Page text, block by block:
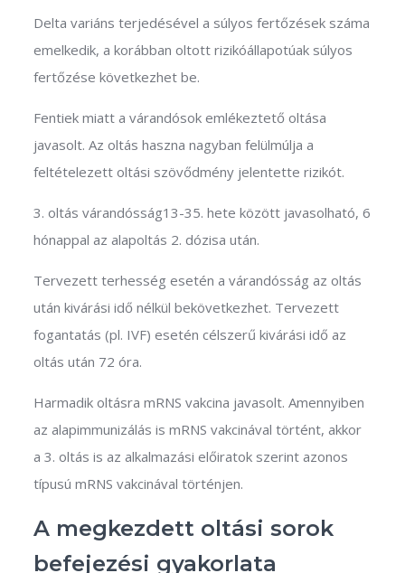
Delta variáns terjedésével a súlyos fertőzések száma
emelkedik, a korábban oltott rizikóállapotúak súlyos
fertőzése következhet be.
Fentiek miatt a várandósok emlékeztető oltása
javasolt. Az oltás haszna nagyban felülmúlja a
feltételezett oltási szövődmény jelentette rizikót.
3. oltás várandósság13-35. hete között javasolható, 6
hónappal az alapoltás 2. dózisa után.
Tervezett terhesség esetén a várandósság az oltás
után kivárási idő nélkül bekövetkezhet. Tervezett
fogantatás (pl. IVF) esetén célszerű kivárási idő az
oltás után 72 óra.
Harmadik oltásra mRNS vakcina javasolt. Amennyiben
az alapimmunizálás is mRNS vakcinával történt, akkor
a 3. oltás is az alkalmazási előiratok szerint azonos
típusú mRNS vakcinával történjen.
A megkezdett oltási sorok
befejezési gyakorlata